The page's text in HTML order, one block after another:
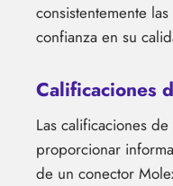
consistentemente
confianza en su
Calificaciones
Las calificaciones
proporcionar
de un conector